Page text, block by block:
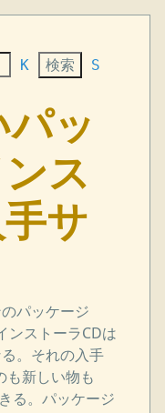
K S
パッ
ス
サ
パッケージ
ストーラCDは
。それの入手
も新しい物も
る。パッケージ